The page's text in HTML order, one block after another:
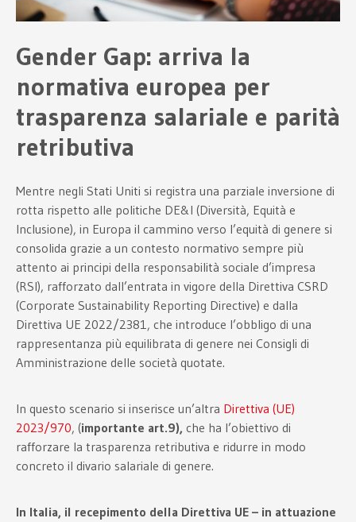
Gender Gap: arriva la
normativa europea per
trasparenza salariale e parità
retributiva
Mentre negli Stati Uniti si registra una parziale inversione di
rotta rispetto alle politiche DE&I (Diversità, Equità e
Inclusione), in Europa il cammino verso l’equità di genere si
consolida grazie a un contesto normativo sempre più
attento ai principi della responsabilità sociale d’impresa
(RSI), rafforzato dall’entrata in vigore della Direttiva CSRD
(Corporate Sustainability Reporting Directive) e dalla
Direttiva UE 2022/2381, che introduce l’obbligo di una
rappresentanza più equilibrata di genere nei Consigli di
Amministrazione delle società quotate.
In questo scenario si inserisce un’altra Direttiva (UE)
2023/970, (importante art.9), che ha l’obiettivo di
rafforzare la trasparenza retributiva e ridurre in modo
concreto il divario salariale di genere.
In Italia, il recepimento della Direttiva UE – in attuazione